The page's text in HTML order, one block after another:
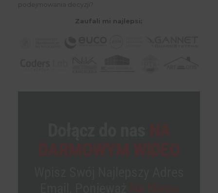
podejmowania decyzji?
Zaufali mi najlepsi: